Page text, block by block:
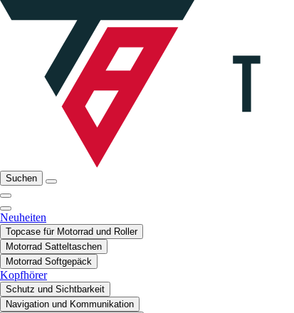
Suchen
Neuheiten
Topcase für Motorrad und Roller
Motorrad Satteltaschen
Motorrad Softgepäck
Kopfhörer
Schutz und Sichtbarkeit
Navigation und Kommunikation